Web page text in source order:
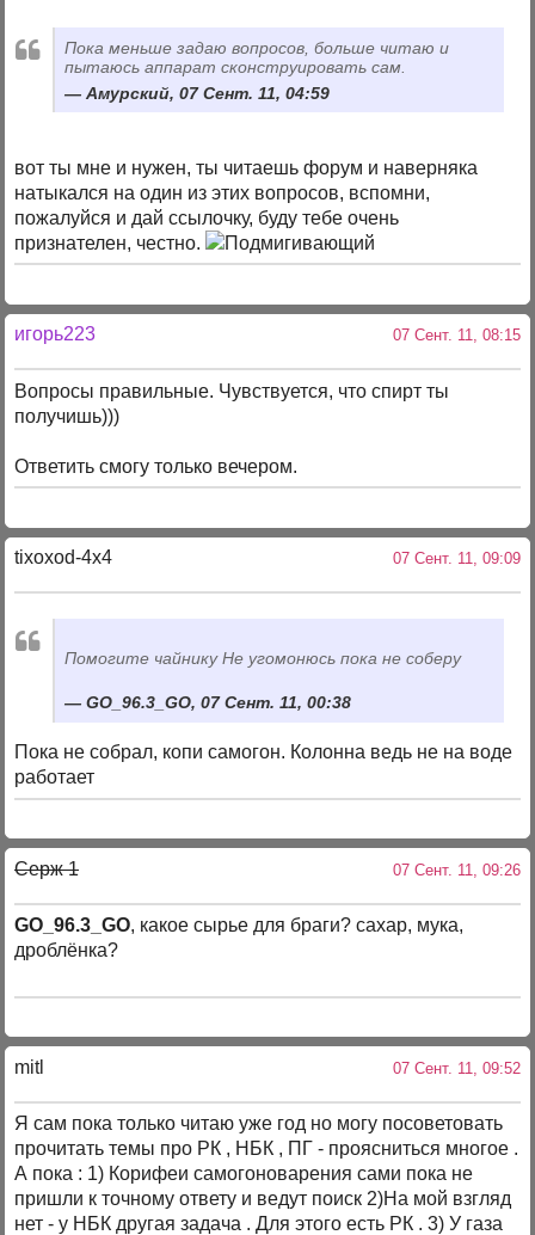
Пока меньше задаю вопросов, больше читаю и
пытаюсь аппарат сконструировать сам.
Амурский, 07 Сент. 11, 04:59
вот ты мне и нужен, ты читаешь форум и наверняка
натыкался на один из этих вопросов, вспомни,
пожалуйся и дай ссылочку, буду тебе очень
признателен, честно.
игорь223 07 Сент. 11, 08:15
Вопросы правильные. Чувствуется, что спирт ты
получишь)))
Ответить смогу только вечером.
tixoxod-4x4 07 Сент. 11, 09:09
Помогите чайникуНе угомонюсь пока не соберу
GO_96.3_GO, 07 Сент. 11, 00:38
Пока не собрал, копи самогон. Колонна ведь не на воде
работает
Серж 1 07 Сент. 11, 09:26
GO_96.3_GO, какое сырье для браги? сахар, мука,
дроблёнка?
mitl 07 Сент. 11, 09:52
Я сам пока только читаю уже год но могу посоветовать
прочитать темы про РК , НБК , ПГ - проясниться многое .
А пока : 1) Корифеи самогоноварения сами пока не
пришли к точному ответу и ведут поиск 2)На мой взгляд
нет - у НБК другая задача . Для этого есть РК . 3) У газа